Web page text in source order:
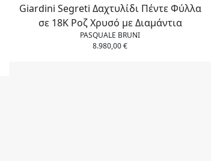
Giardini Segreti Δαχτυλίδι Πέντε Φύλλα
σε 18Κ Ροζ Χρυσό με Διαμάντια
PASQUALE BRUNI
8.980,00€